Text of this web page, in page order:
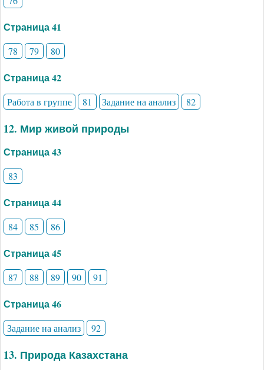
Страница 41
78 79 80
Страница 42
Работа в группе 81 Задание на анализ 82
12. Мир живой природы
Страница 43
83
Страница 44
84 85 86
Страница 45
87 88 89 90 91
Страница 46
Задание на анализ 92
13. Природа Казахстана